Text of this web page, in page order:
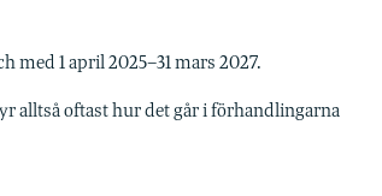
med 1 april 2025–31 mars 2027.
alltså oftast hur det går i förhandlingarna